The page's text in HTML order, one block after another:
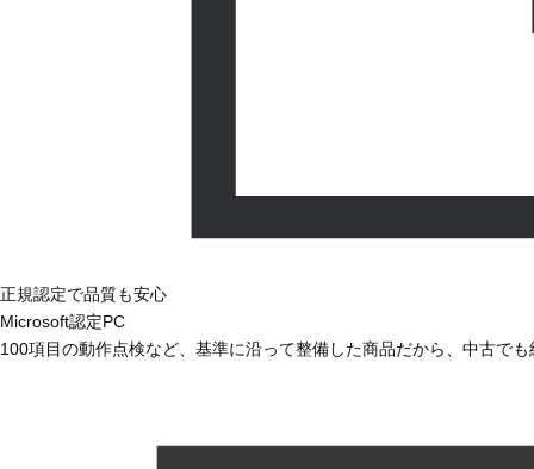
正規認定で品質も安心
Microsoft認定PC
100項目の動作点検など、基準に沿って整備した商品だから、中古で